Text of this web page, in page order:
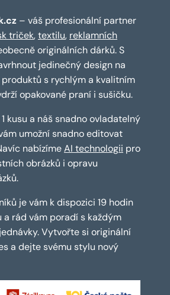
– váš profesionální partner
triček,textilu, reklamních
originálních dárků. S
jedinečný design na
s rychlým a kvalitním
opakované praní i sušičku.
kusu a náš snadno ovladatelný
umožní snadno editovat
nabízímeAI technologii pro
obrázků i opravu
je vám k dispozici 19 hodin
a rád vám poradí s každým
Vytvořte si originální
a dejte svému stylu nový